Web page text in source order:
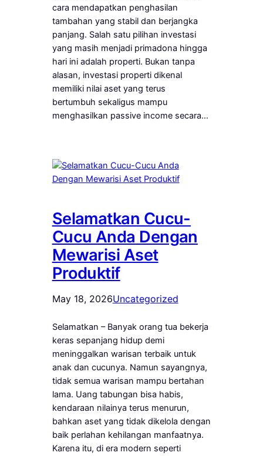
cara mendapatkan penghasilan
tambahan yang stabil dan berjangka
panjang. Salah satu pilihan investasi
yang masih menjadi primadona hingga
hari ini adalah properti. Bukan tanpa
alasan, investasi properti dikenal
memiliki nilai aset yang terus
bertumbuh sekaligus mampu
menghasilkan passive income secara…
Selamatkan Cucu-
Cucu Anda Dengan
Mewarisi Aset
Produktif
May 18, 2026Uncategorized
Selamatkan – Banyak orang tua bekerja
keras sepanjang hidup demi
meninggalkan warisan terbaik untuk
anak dan cucunya. Namun sayangnya,
tidak semua warisan mampu bertahan
lama. Uang tabungan bisa habis,
kendaraan nilainya terus menurun,
bahkan aset yang tidak dikelola dengan
baik perlahan kehilangan manfaatnya.
Karena itu, di era modern seperti